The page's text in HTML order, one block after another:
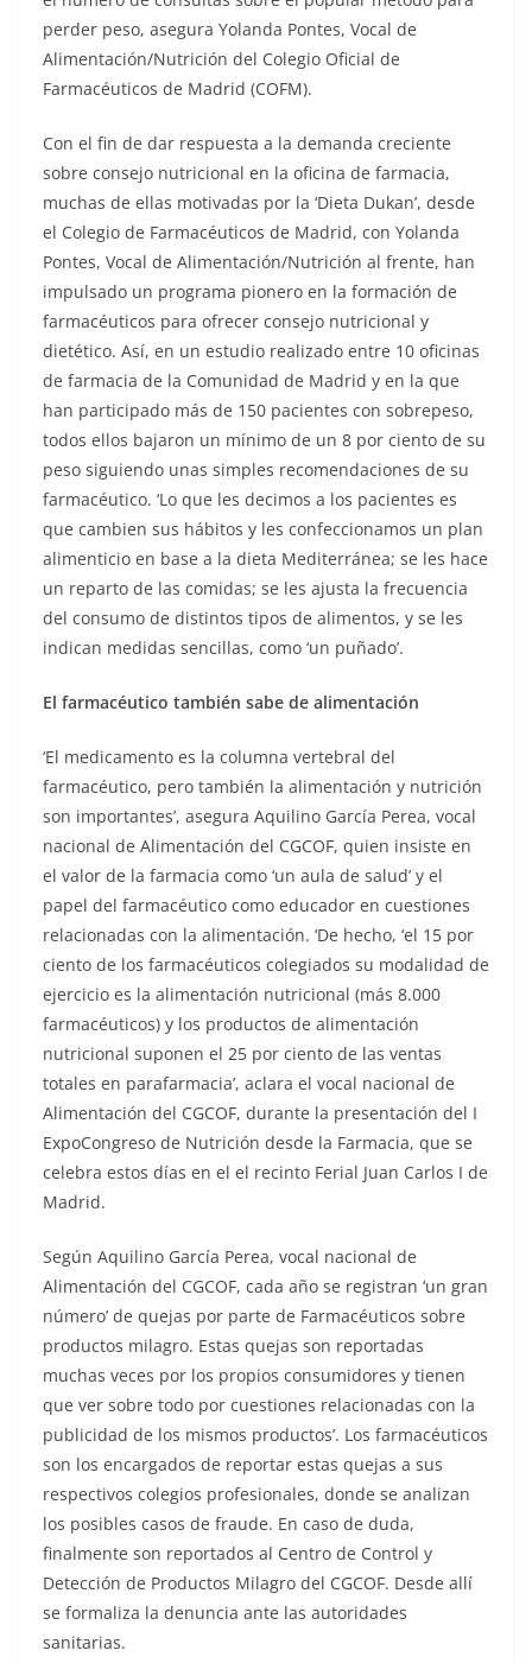
perder peso, asegura Yolanda Pontes, Vocal de
Alimentación/Nutrición del Colegio Oficial de
Farmacéuticos de Madrid (COFM).
Con el fin de dar respuesta a la demanda creciente
sobre consejo nutricional en la oficina de farmacia,
muchas de ellas motivadas por la ‘Dieta Dukan’, desde
el Colegio de Farmacéuticos de Madrid, con Yolanda
Pontes, Vocal de Alimentación/Nutrición al frente, han
impulsado un programa pionero en la formación de
farmacéuticos para ofrecer consejo nutricional y
dietético. Así, en un estudio realizado entre 10 oficinas
de farmacia de la Comunidad de Madrid y en la que
han participado más de 150 pacientes con sobrepeso,
todos ellos bajaron un mínimo de un 8 por ciento de su
peso siguiendo unas simples recomendaciones de su
farmacéutico. ‘Lo que les decimos a los pacientes es
que cambien sus hábitos y les confeccionamos un plan
alimenticio en base a la dieta Mediterránea; se les hace
un reparto de las comidas; se les ajusta la frecuencia
del consumo de distintos tipos de alimentos, y se les
indican medidas sencillas, como ‘un puñado’.
El farmacéutico también sabe de alimentación
‘El medicamento es la columna vertebral del
farmacéutico, pero también la alimentación y nutrición
son importantes’, asegura Aquilino García Perea, vocal
nacional de Alimentación del CGCOF, quien insiste en
el valor de la farmacia como ‘un aula de salud’ y el
papel del farmacéutico como educador en cuestiones
relacionadas con la alimentación. ‘De hecho, ‘el 15 por
ciento de los farmacéuticos colegiados su modalidad de
ejercicio es la alimentación nutricional (más 8.000
farmacéuticos) y los productos de alimentación
nutricional suponen el 25 por ciento de las ventas
totales en parafarmacia’, aclara el vocal nacional de
Alimentación del CGCOF, durante la presentación del I
ExpoCongreso de Nutrición desde la Farmacia, que se
celebra estos días en el el recinto Ferial Juan Carlos I de
Madrid.
Según Aquilino García Perea, vocal nacional de
Alimentación del CGCOF, cada año se registran ‘un gran
número’ de quejas por parte de Farmacéuticos sobre
productos milagro. Estas quejas son reportadas
muchas veces por los propios consumidores y tienen
que ver sobre todo por cuestiones relacionadas con la
publicidad de los mismos productos’. Los farmacéuticos
son los encargados de reportar estas quejas a sus
respectivos colegios profesionales, donde se analizan
los posibles casos de fraude. En caso de duda,
finalmente son reportados al Centro de Control y
Detección de Productos Milagro del CGCOF. Desde allí
se formaliza la denuncia ante las autoridades
sanitarias.